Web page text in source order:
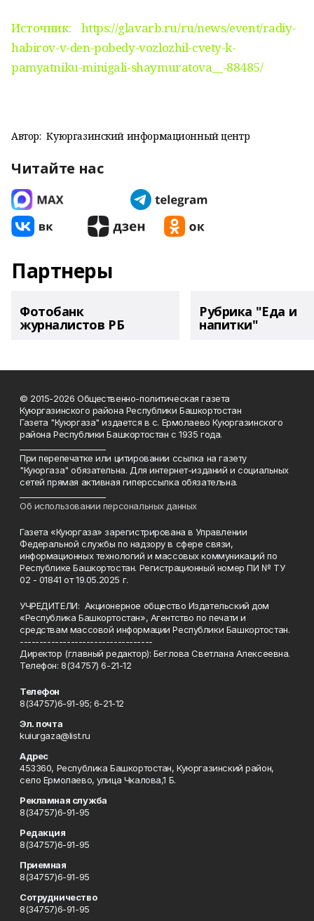
Источник: https://glavarb.ru/ru/news/event/radiy-
habirov-v-den-pobedy-vozlozhil-cvety-k-
pamyatniku-minigali-shaymuratova__-88485/
Автор: Куюргазинский информационный центр
Читайте нас
Партнеры
Фотобанк
журналистов РБ
Рубрика "Еда и
напитки"
© 2015-2026 Общественно-политическая газета
Куюргазинского района Республики Башкортостан
Газета "Куюргаза" издается в с. Ермолаево Куюргазинского
района Республики Башкортостан с 1935 года.
При перепечатке или цитировании ссылка на газету
"Куюргаза" обязательна. Для интернет-изданий и социальных
сетей прямая активная гиперссылка обязательна.
Об использовании персональных данных
Газета «Куюргаза» зарегистрирована в Управлении
Федеральной службы по надзору в сфере связи,
информационных технологий и массовых коммуникаций по
Республике Башкортостан. Регистрационный номер ПИ № ТУ
02 - 01841 от 19.05.2025 г.
УЧРЕДИТЕЛИ: Акционерное общество Издательский дом
«Республика Башкортостан», Агентство по печати и
средствам массовой информации Республики Башкортостан.
----------------------------------
Директор (главный редактор): Беглова Светлана Алексеевна.
Телефон: 8(34757) 6-21-12
Телефон
8(34757)6-91-95; 6-21-12
Эл. почта
kuiurgaza@list.ru
Адрес
453360, Республика Башкортостан, Куюргазинский район,
село Ермолаево, улица Чкалова,1 Б.
Рекламная служба
8(34757)6-91-95
Редакция
8(34757)6-91-95
Приемная
8(34757)6-91-95
Сотрудничество
8(34757)6-91-95